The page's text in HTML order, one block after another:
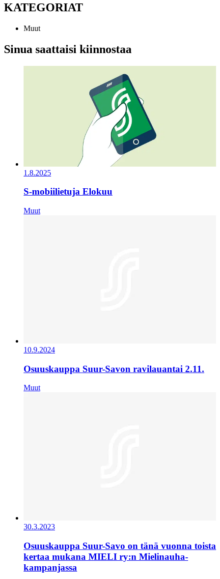
KATEGORIAT
Muut
Sinua saattaisi kiinnostaa
1.8.2025
S-mobiilietuja Elokuu
Muut
10.9.2024
Osuuskauppa Suur-Savon ravilauantai 2.11.
Muut
30.3.2023
Osuuskauppa Suur-Savo on tänä vuonna toista
kertaa mukana MIELI ry:n Mielinauha-
kampanjassa